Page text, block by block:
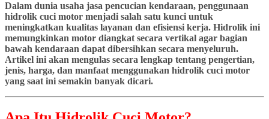
Dalam dunia usaha jasa pencucian kendaraan, penggunaan
hidrolik cuci motor menjadi salah satu kunci untuk
meningkatkan kualitas layanan dan efisiensi kerja. Hidrolik ini
memungkinkan motor diangkat secara vertikal agar bagian
bawah kendaraan dapat dibersihkan secara menyeluruh.
Artikel ini akan mengulas secara lengkap tentang pengertian,
jenis, harga, dan manfaat menggunakan hidrolik cuci motor
yang saat ini semakin banyak dicari.